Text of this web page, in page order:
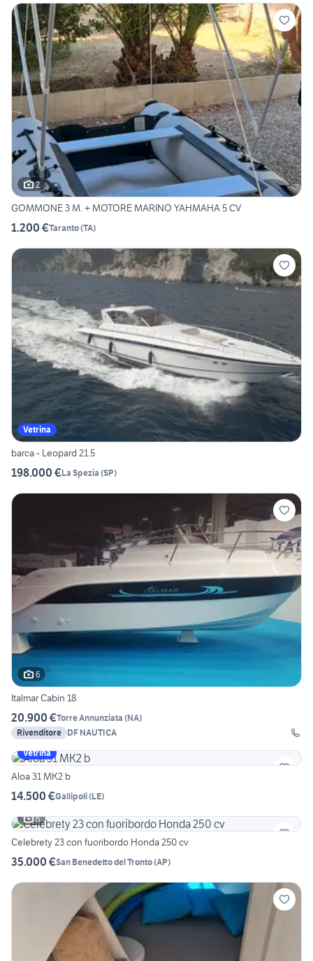
2
GOMMONE 3 M. + MOTORE MARINO YAHMAHA 5 CV
1.200 €Taranto(TA)
Vetrina
barca - Leopard 21.5
198.000 €La Spezia (SP)
6
Italmar Cabin 18
20.900 €Torre Annunziata (NA)
Rivenditore DF NAUTICA
Vetrina
Aloa 31 MK2 b
14.500 €Gallipoli(LE)
6
Celebrety 23 con fuoribordo Honda 250 cv
35.000 €San Benedetto del Tronto(AP)